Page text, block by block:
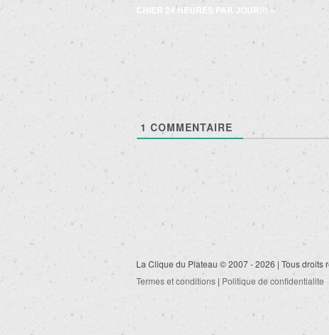
des
CHIER 24 HEURES PAR JOUR!!! »
1 COMMENTAIRE
La Clique du Plateau © 2007 - 2026 | Tous droits
Termes et conditions | Politique de confidentialite